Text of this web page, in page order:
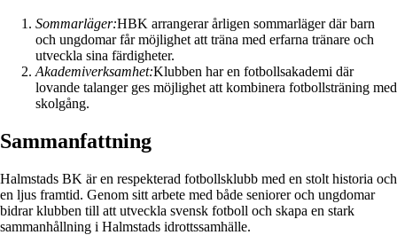
Sommarläger:HBK arrangerar årligen sommarläger där barn
och ungdomar får möjlighet att träna med erfarna tränare och
utveckla sina färdigheter.
Akademiverksamhet:Klubben har en fotbollsakademi där
lovande talanger ges möjlighet att kombinera fotbollsträning med
skolgång.
Sammanfattning
Halmstads BK är en respekterad fotbollsklubb med en stolt historia och
en ljus framtid. Genom sitt arbete med både seniorer och ungdomar
bidrar klubben till att utveckla svensk fotboll och skapa en stark
sammanhållning i Halmstads idrottssamhälle.